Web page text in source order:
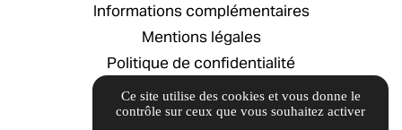
Informations complémentaires
Mentions légales
Politique de confidentialité
Gestion des cookies
Guide local
Ce site utilise des cookies et vous donne le
contrôle sur ceux que vous souhaitez activer